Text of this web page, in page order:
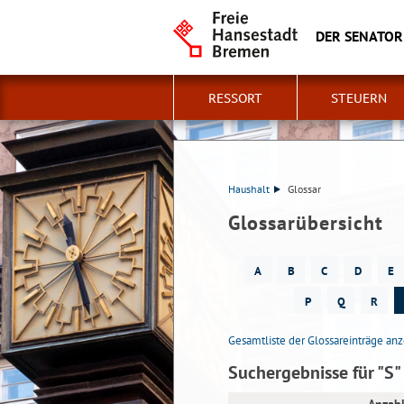
DER
RESSORT STEUERN
Haushalt Glossar
Glossarübersicht
A B C D
E
P
Q R
Gesamtliste der Glossareinträge
Suchergebnisse für "S"